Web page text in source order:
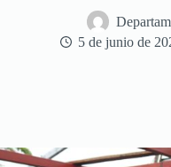
5 de junio de